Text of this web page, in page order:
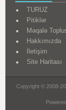
TURUZ
Pitiklər
Məqalə
Hakkımızda
İletişim
Site Haritası
Copyright © 2008-